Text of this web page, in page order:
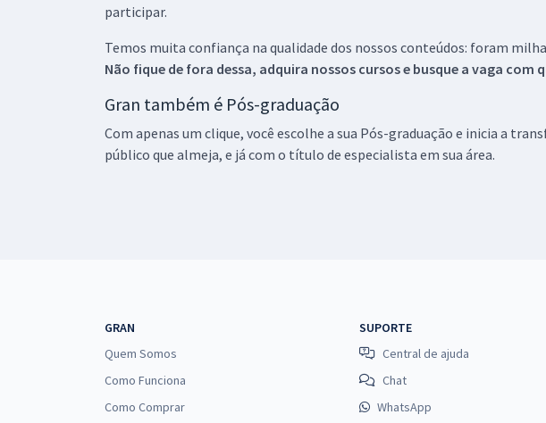
participar.
Temos muita confiança na qualidade dos nossos conteúdos: foram
Não fique de fora dessa, adquira nossos cursos e busque a vaga
Gran também é Pós-graduação
Com apenas um clique, você escolhe a sua Pós-graduação e inicia a
público que almeja, e já com o título de especialista em sua área.
GRAN
Quem Somos
Como Funciona
Como Comprar
SUPORTE
Central de ajuda
Chat
WhatsApp